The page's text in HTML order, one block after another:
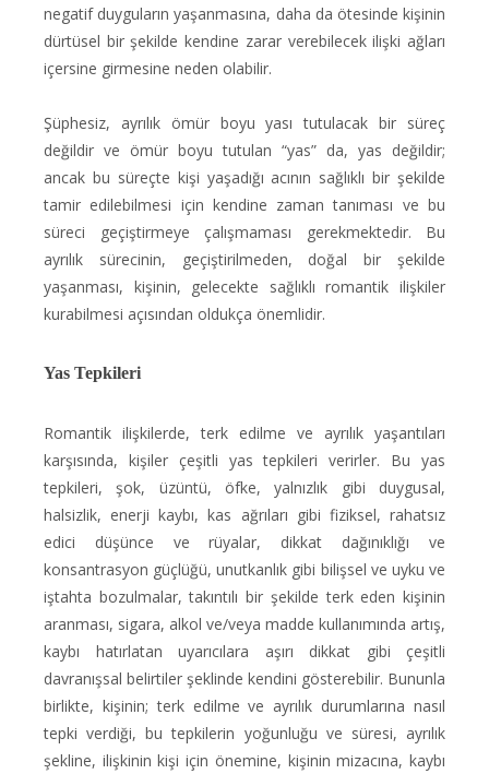
negatif duyguların yaşanmasına, daha da ötesinde kişinin
dürtüsel bir şekilde kendine zarar verebilecek ilişki ağları
içersine girmesine neden olabilir.
Şüphesiz, ayrılık ömür boyu yası tutulacak bir süreç
değildir ve ömür boyu tutulan “yas” da, yas değildir;
ancak bu süreçte kişi yaşadığı acının sağlıklı bir şekilde
tamir edilebilmesi için kendine zaman tanıması ve bu
süreci geçiştirmeye çalışmaması gerekmektedir. Bu
ayrılık sürecinin, geçiştirilmeden, doğal bir şekilde
yaşanması, kişinin, gelecekte sağlıklı romantik ilişkiler
kurabilmesi açısından oldukça önemlidir.
Yas Tepkileri
Romantik ilişkilerde, terk edilme ve ayrılık yaşantıları
karşısında, kişiler çeşitli yas tepkileri verirler. Bu yas
tepkileri, şok, üzüntü, öfke, yalnızlık gibi duygusal,
halsizlik, enerji kaybı, kas ağrıları gibi fiziksel, rahatsız
edici düşünce ve rüyalar, dikkat dağınıklığı ve
konsantrasyon güçlüğü, unutkanlık gibi bilişsel ve uyku ve
iştahta bozulmalar, takıntılı bir şekilde terk eden kişinin
aranması, sigara, alkol ve/veya madde kullanımında artış,
kaybı hatırlatan uyarıcılara aşırı dikkat gibi çeşitli
davranışsal belirtiler şeklinde kendini gösterebilir. Bununla
birlikte, kişinin; terk edilme ve ayrılık durumlarına nasıl
tepki verdiği, bu tepkilerin yoğunluğu ve süresi, ayrılık
şekline, ilişkinin kişi için önemine, kişinin mizacına, kaybı